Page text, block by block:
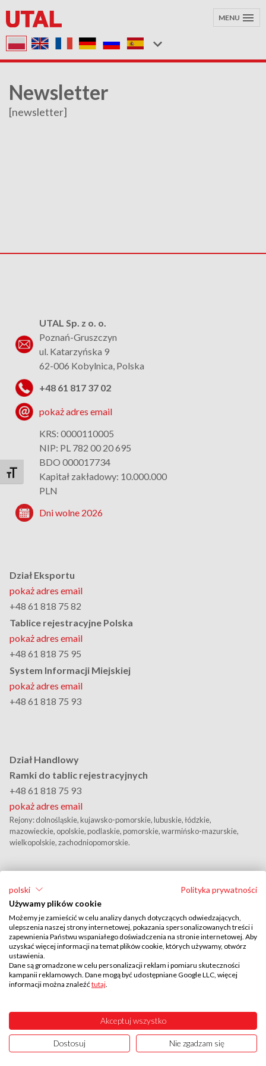
Toggle Font size
MENU
Newsletter
[newsletter]
UTAL Sp. z o. o.
Poznań-Gruszczyn
ul. Katarzyńska 9
62-006 Kobylnica, Polska
+48 61 817 37 02
pokaż adres email
KRS: 0000110005
NIP: PL 782 00 20 695
BDO 000017734
Kapitał zakładowy: 10.000.000
PLN
Dni wolne 2026
Dział Eksportu
pokaż adres email
+48 61 818 75 82
Tablice rejestracyjne Polska
pokaż adres email
+48 61 818 75 95
System Informacji Miejskiej
pokaż adres email
+48 61 818 75 93
Dział Handlowy
Ramki do tablic rejestracyjnych
+48 61 818 75 93
pokaż adres email
Rejony: dolnośląskie, kujawsko-pomorskie, lubuskie, łódzkie,
mazowieckie, opolskie, podlaskie, pomorskie, warmińsko-mazurskie,
wielkopolskie, zachodniopomorskie.
Przedstawiciel Handlowy
Wojciech Zbela
+48 606 283 461
Rejony: śląskie, małopolskie, podkarpackie, lubelskie, świętokrzyskie.
UTAL © 2026
Created byB-MIND
ISO 9001:2015
ISO 27001:2022
polski
Polityka prywatności
Używamy plików cookie
Możemy je zamieścić w celu analizy danych dotyczących odwiedzających,
ulepszenia naszej strony internetowej, pokazania spersonalizowanych treści i
zapewnienia Państwu wspaniałego doświadczenia na stronie internetowej. Aby
uzyskać więcej informacji na temat plików cookie, których używamy, otwórz
ustawienia.
Dane są gromadzone w celu personalizacji reklam i pomiaru skuteczności
kampanii reklamowych. Dane mogą być udostępniane Google LLC, więcej
informacji można znaleźćtutaj.
Akceptuj wszystko
Dostosuj Nie zgadzam się